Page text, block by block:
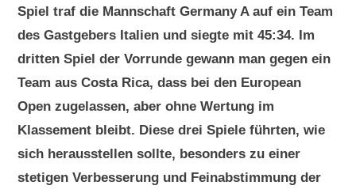
Spiel traf die Mannschaft Germany A auf ein Team
des Gastgebers Italien und siegte mit 45:34. Im
dritten Spiel der Vorrunde gewann man gegen ein
Team aus Costa Rica, dass bei den European
Open zugelassen, aber ohne Wertung im
Klassement bleibt. Diese drei Spiele führten, wie
sich herausstellen sollte, besonders zu einer
stetigen Verbesserung und Feinabstimmung der